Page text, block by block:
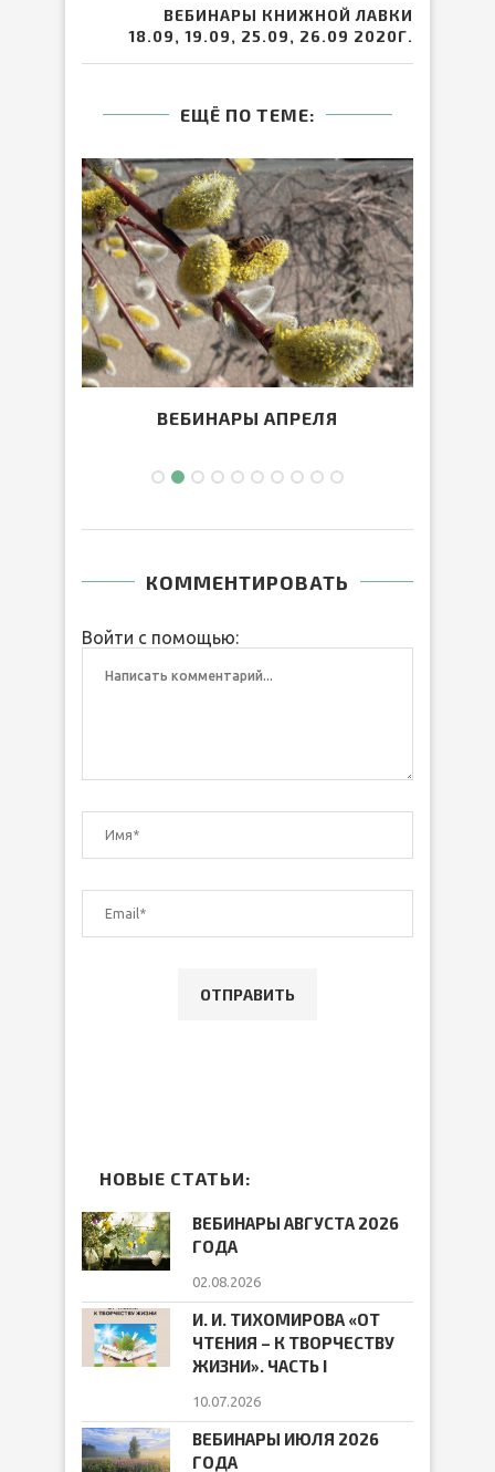
ВЕБИНАРЫ КНИЖНОЙ ЛАВКИ
18.09, 19.09, 25.09, 26.09 2020Г.
ЕЩЁ ПО ТЕМЕ:
ВЕБИНАРЫ АПРЕЛЯ
КОММЕНТИРОВАТЬ
Войти с помощью:
НОВЫЕ СТАТЬИ:
ВЕБИНАРЫ АВГУСТА 2026
ГОДА
02.08.2026
И. И. ТИХОМИРОВА «ОТ
ЧТЕНИЯ – К ТВОРЧЕСТВУ
ЖИЗНИ». ЧАСТЬ I
10.07.2026
ВЕБИНАРЫ ИЮЛЯ 2026
ГОДА